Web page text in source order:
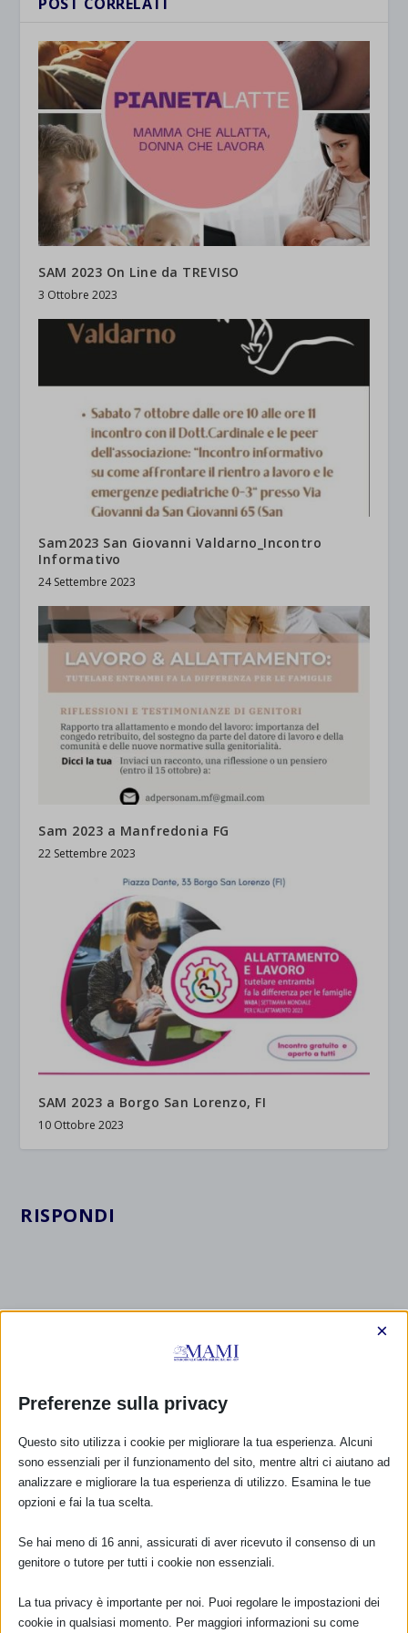
SAM 2023 On Line da TREVISO
3 Ottobre 2023
Sam2023 San Giovanni Valdarno_Incontro
Informativo
24 Settembre 2023
Sam 2023 a Manfredonia FG
22 Settembre 2023
SAM 2023 a Borgo San Lorenzo, FI
10 Ottobre 2023
RISPONDI
Preferenze sulla privacy
×
Questo sito utilizza i cookie per migliorare la tua esperienza. Alcuni
sono essenziali per il funzionamento del sito, mentre altri ci aiutano ad
analizzare e migliorare la tua esperienza di utilizzo. Esamina le tue
opzioni e fai la tua scelta.
Se hai meno di 16 anni, assicurati di aver ricevuto il consenso di un
genitore o tutore per tutti i cookie non essenziali.
La tua privacy è importante per noi. Puoi regolare le impostazioni dei
cookie in qualsiasi momento. Per maggiori informazioni su come